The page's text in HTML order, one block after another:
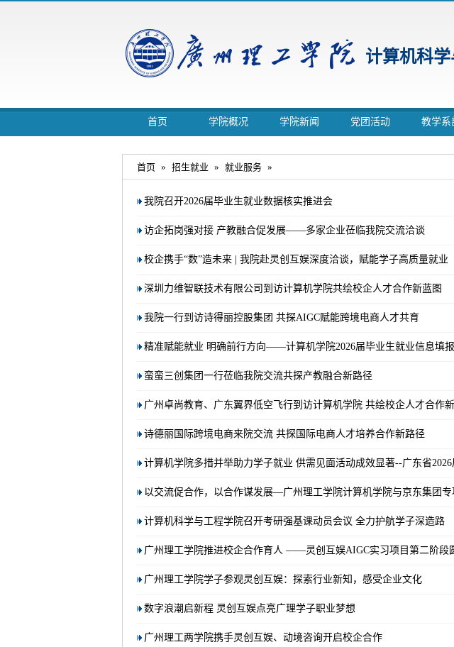
计算机科
首页 学院概况 学院新闻 党团活动 教学系
首页 » 招生就业 » 就业服务 »
我院召开2026届毕业生就业数据核实推进会
访企拓岗强对接 产教融合促发展——多家企业莅临我院交流洽谈
校企携手“数”造未来 | 我院赴灵创互娱深度洽谈，赋能学子高质量就业
深圳力维智联技术有限公司到访计算机学院共绘校企人才合作新蓝图
我院一行到访诗得丽控股集团 共探AIGC赋能跨境电商人才共育
精准赋能就业 明确前行方向——计算机学院2026届毕业生就业信息填
蛮蛮三创集团一行莅临我院交流共探产教融合新路径
广州卓尚教育、广东翼界低空飞行到访计算机学院 共绘校企人才合作
诗德丽国际跨境电商来院交流 共探国际电商人才培养合作新路径
计算机学院多措并举助力学子就业 供需见面活动成效显著--广东省
以交流促合作，以合作谋发展—广州理工学院计算机学院与京东集团专
计算机科学与工程学院召开考研强基课动员会议 全力护航学子深造路
广州理工学院推进校企合作育人 ——灵创互娱AIGC实习项目第二阶段
广州理工学院学子参观灵创互娱：探索行业新知，感受企业文化
数字浪潮启新程 灵创互娱点亮广理学子职业梦想
广州理工两学院携手灵创互娱、动境咨询开启校企合作